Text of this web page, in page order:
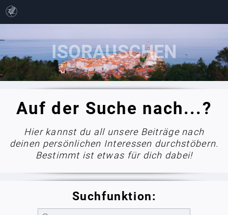
Auf der Suche nach...?
Hier kannst du all unsere Beiträge nach
deinen persönlichen Interessen durchstöbern.
Bestimmt ist etwas für dich dabei!
Suchfunktion: